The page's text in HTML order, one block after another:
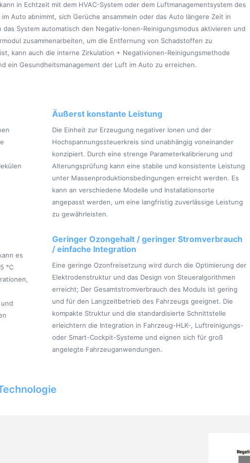
in Echtzeit mit dem HVAC-System oder dem Luftmanagementsystem des
Auto abnimmt, sich Gerüche ansammeln oder das Auto längere Zeit in
System automatisch den Negativ-Ionen-Reinigungsmodus aktivieren und
zusammenarbeiten, um die Entfernung von Schadstoffen zu
kann auch die interne Zirkulation + Negativionen-Reinigungsmethode
ein Gesundheitsmanagement der Luft im Auto zu erreichen.
Äußerst konstante Leistung
Die Einheit zur Erzeugung negativer Ionen und der
Hochspannungssteuerkreis sind unabhängig voneinander
konzipiert. Durch eine strenge Parameterkalibrierung und
Alterungsprüfung kann eine stabile und konsistente Leistung
unter Massenproduktionsbedingungen erreicht werden. Es
kann an verschiedene Modelle und Installationsorte
angepasst werden, um eine langfristig zuverlässige Leistung
zu gewährleisten.
es
°C
Geringer Ozongehalt / geringer Stromverbrauch
/ einfache Integration
Eine geringe Ozonfreisetzung wird durch die Optimierung der
Elektrodenstruktur und das Design von Steueralgorithmen
erreicht; Der Gesamtstromverbrauch des Moduls ist gering
und für den Langzeitbetrieb des Fahrzeugs geeignet. Die
kompakte Struktur und die standardisierte Schnittstelle
erleichtern die Integration in Fahrzeug-HLK-, Luftreinigungs-
oder Smart-Cockpit-Systeme und eignen sich für groß
angelegte Fahrzeuganwendungen.